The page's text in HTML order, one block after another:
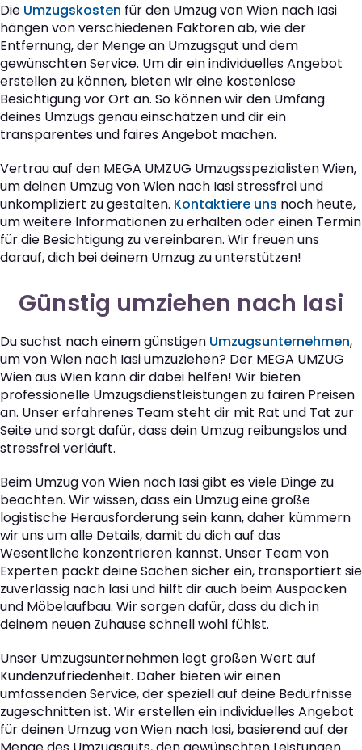
Die Umzugskosten für den Umzug von Wien nach Iasi
hängen von verschiedenen Faktoren ab, wie der
Entfernung, der Menge an Umzugsgut und dem
gewünschten Service. Um dir ein individuelles Angebot
erstellen zu können, bieten wir eine kostenlose
Besichtigung vor Ort an. So können wir den Umfang
deines Umzugs genau einschätzen und dir ein
transparentes und faires Angebot machen.
Vertrau auf den MEGA UMZUG Umzugsspezialisten Wien,
um deinen Umzug von Wien nach Iasi stressfrei und
unkompliziert zu gestalten. Kontaktiere uns noch heute,
um weitere Informationen zu erhalten oder einen Termin
für die Besichtigung zu vereinbaren. Wir freuen uns
darauf, dich bei deinem Umzug zu unterstützen!
Günstig umziehen nach Iasi
Du suchst nach einem günstigen Umzugsunternehmen,
um von Wien nach Iasi umzuziehen? Der MEGA UMZUG
Wien aus Wien kann dir dabei helfen! Wir bieten
professionelle Umzugsdienstleistungen zu fairen Preisen
an. Unser erfahrenes Team steht dir mit Rat und Tat zur
Seite und sorgt dafür, dass dein Umzug reibungslos und
stressfrei verläuft.
Beim Umzug von Wien nach Iasi gibt es viele Dinge zu
beachten. Wir wissen, dass ein Umzug eine große
logistische Herausforderung sein kann, daher kümmern
wir uns um alle Details, damit du dich auf das
Wesentliche konzentrieren kannst. Unser Team von
Experten packt deine Sachen sicher ein, transportiert sie
zuverlässig nach Iasi und hilft dir auch beim Auspacken
und Möbelaufbau. Wir sorgen dafür, dass du dich in
deinem neuen Zuhause schnell wohl fühlst.
Unser Umzugsunternehmen legt großen Wert auf
Kundenzufriedenheit. Daher bieten wir einen
umfassenden Service, der speziell auf deine Bedürfnisse
zugeschnitten ist. Wir erstellen ein individuelles Angebot
für deinen Umzug von Wien nach Iasi, basierend auf der